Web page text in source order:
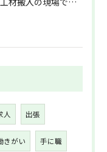
人 出張
きがい 手に職